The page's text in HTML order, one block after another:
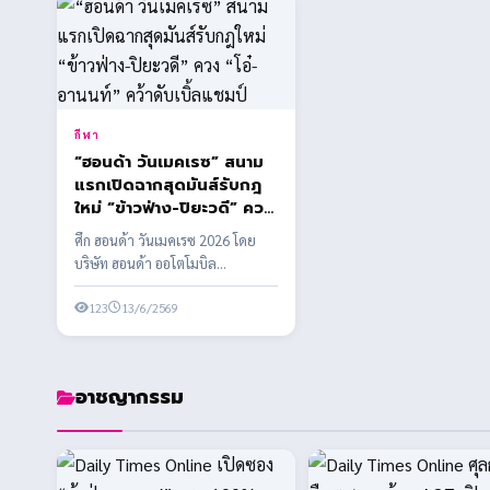
กีฬา
“ฮอนด้า วันเมคเรซ” สนาม
แรกเปิดฉากสุดมันส์รับกฎ
ใหม่ “ข้าวฟ่าง-ปิยะวดี” ควง
“โอ๋-อานนท์” คว้าดับเบิ้ล
แชมป์
ศึก ฮอนด้า วันเมคเรซ 2026 โดย
บริษัท ฮอนด้า ออโตโมบิล
(ประเทศไทย) จำกัด ร่วมกับ บริษัท
กรังด์ปรีซ์ ...
123 13/6/2569
อาชญากรรม